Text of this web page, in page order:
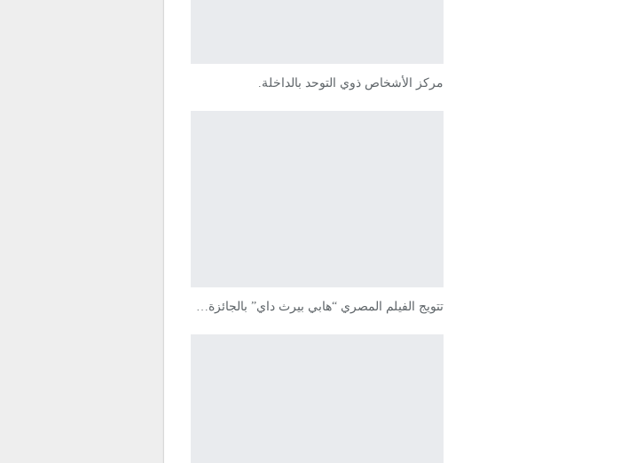
مركز الأشخاص ذوي التوحد بالداخلة.
تتويج الفيلم المصري “هابي بيرث داي” بالجائزة…